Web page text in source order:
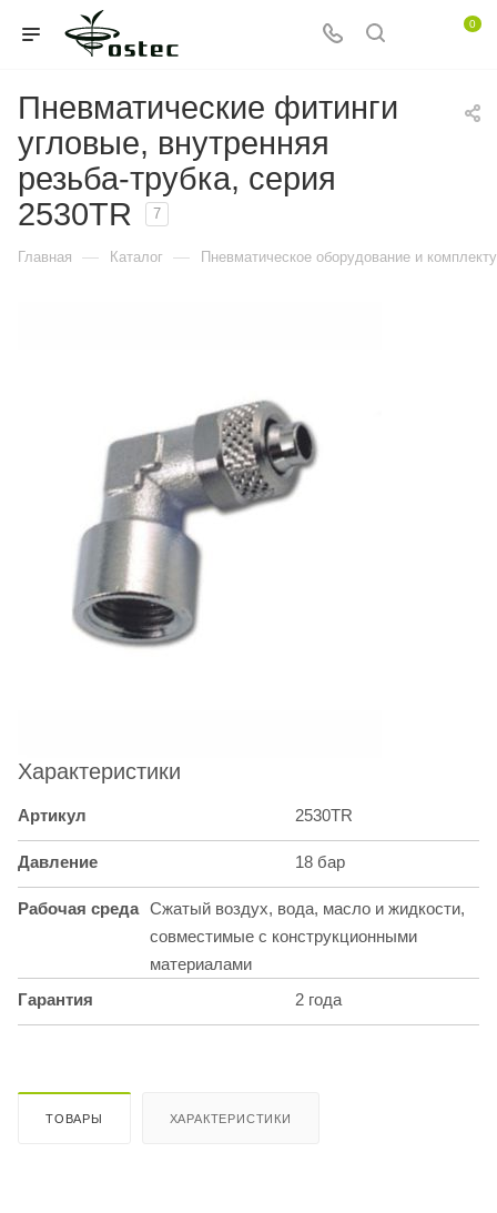
0
Пневматические фитинги
угловые, внутренняя
резьба-трубка, серия
2530TR
7
Главная — Каталог — Пневматическое оборудование и
Характеристики
Артикул 2530TR
Давление 18 бар
Рабочая среда Сжатый воздух, вода, масло и жидкости,
совместимые с конструкционными
материалами
Гарантия
2 года
ТОВАРЫ ХАРАКТЕРИСТИКИ